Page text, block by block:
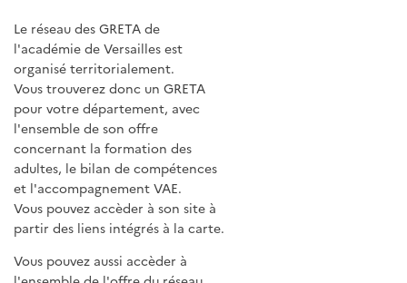
Le réseau des GRETA de
l'académie de Versailles est
organisé territorialement.
Vous trouverez donc un GRETA
pour votre département, avec
l'ensemble de son offre
concernant la formation des
adultes, le bilan de compétences
et l'accompagnement VAE.
Vous pouvez accèder à son site à
partir des liens intégrés à la carte.
Vous pouvez aussi accèder à